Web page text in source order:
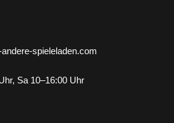
spieleladen.com
Sa 10–16:00 Uhr